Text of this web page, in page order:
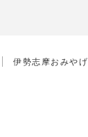
伊勢志摩おみやげ